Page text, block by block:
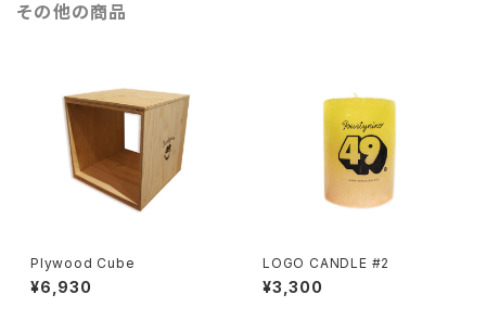
その他の商品
Plywood Cube
¥6,930
LOGO CANDLE #2
¥3,300